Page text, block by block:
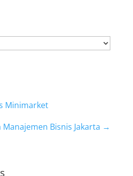
Minimarket
Manajemen Bisnis Jakarta →